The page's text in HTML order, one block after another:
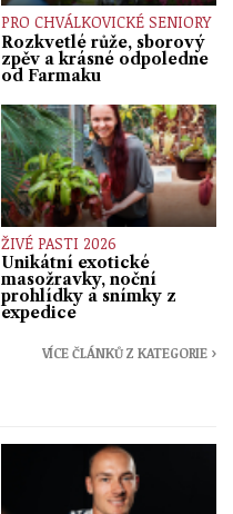
PRO CHVÁLKOVICKÉ SENIORY
Rozkvetlé růže, sborový
zpěv a krásné odpoledne
od Farmaku
ŽIVÉ PASTI 2026
Unikátní exotické
masožravky, noční
prohlídky a snímky z
expedice
VÍCE ČLÁNKŮ Z KATEGORIE ›